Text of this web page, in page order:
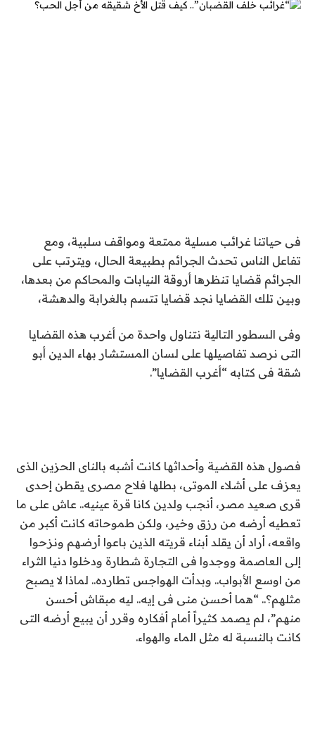
فى حياتنا غرائب مسلية ممتعة ومواقف سلبية، ومع
تفاعل الناس تحدث الجرائم بطبيعة الحال، ويترتب على
الجرائم قضايا تنظرها أروقة النيابات والمحاكم من بعدها،
وبين تلك القضايا نجد قضايا تتسم بالغرابة والدهشة،
وفى السطور التالية نتناول واحدة من أغرب هذه القضايا
التى نرصد تفاصيلها على لسان المستشار بهاء الدين أبو
شقة فى كتابه “أغرب القضايا”.
فصول هذه القضية وأحداثها كانت أشبه بالناى الحزين الذى
يعزف على أشلاء الموتى، بطلها فلاح مصرى يقطن إحدى
قرى صعيد مصر، أنجب ولدين كانا قرة عينيه.. عاش على ما
تعطيه أرضه من رزق وخير، ولكن طموحاته كانت أكبر من
واقعه، أراد أن يقلد أبناء قريته الذين باعوا أرضهم ونزحوا
إلى العاصمة ووجدوا فى التجارة شطارة ودخلوا دنيا الثراء
من اوسع الأبواب.. وبدأت الهواجس تطارده.. لماذا لا يصبح
مثلهم؟.. “هما أحسن منى فى إيه.. ليه مبقاش أحسن
منهم”، لم يصمد كثيراً أمام أفكاره وقرر أن يبيع أرضه التى
كانت بالنسبة له مثل الماء والهواء.